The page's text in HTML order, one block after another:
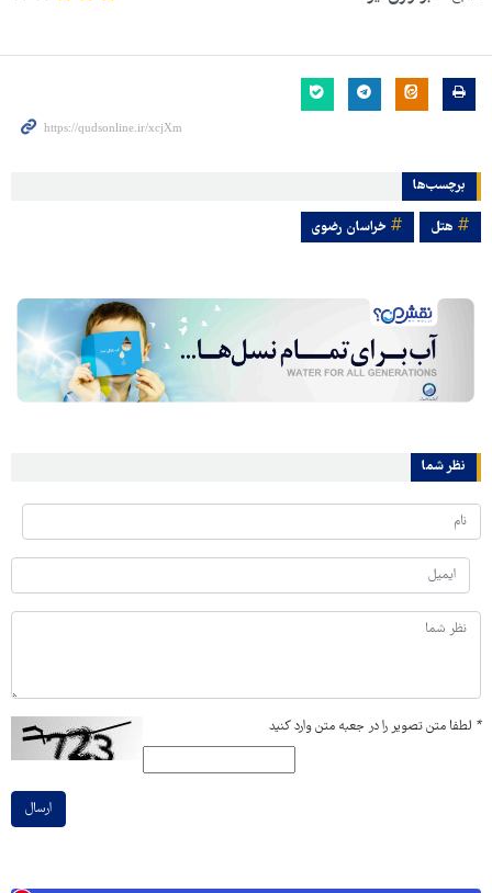
برچسب‌ها
هتل خراسان رضوی
نظر شما
* لطفا متن تصویر را در جعبه متن وارد کنید
ارسال